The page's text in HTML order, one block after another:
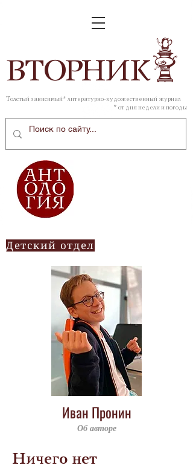
ВТОРНИК
Толстый зависимый* литературно-художественный журнал
* от дня недели и погоды
Детский отдел
Иван Пронин
Об авторе
Ничего нет